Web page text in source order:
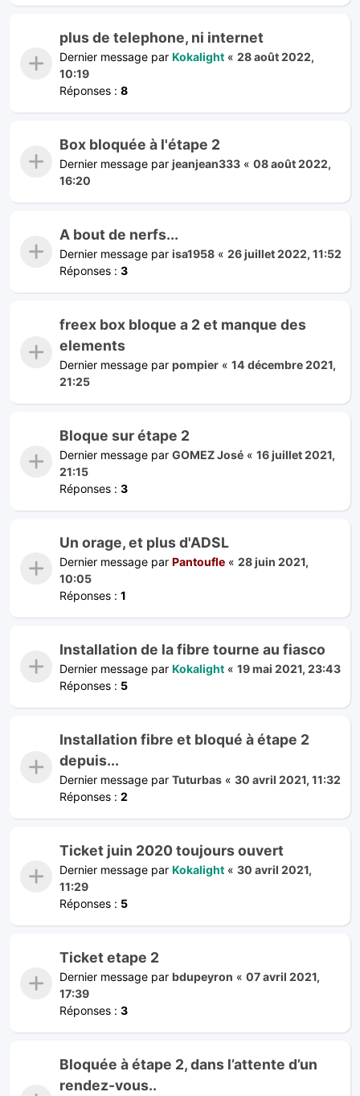
plus de telephone, ni internet
Dernier message par Kokalight « 28 août 2022,
10:19
Réponses : 8
Box bloquée à l'étape 2
Dernier message par jeanjean333 « 08 août 2022,
16:20
A bout de nerfs...
Dernier message par isa1958 « 26 juillet 2022, 11:52
Réponses : 3
freex box bloque a 2 et manque des
elements
Dernier message par pompier « 14 décembre 2021,
21:25
Bloque sur étape 2
Dernier message par GOMEZ José « 16 juillet 2021,
21:15
Réponses : 3
Un orage, et plus d'ADSL
Dernier message par Pantoufle « 28 juin 2021,
10:05
Réponses : 1
Installation de la fibre tourne au fiasco
Dernier message par Kokalight « 19 mai 2021, 23:43
Réponses : 5
Installation fibre et bloqué à étape 2
depuis...
Dernier message par Tuturbas « 30 avril 2021, 11:32
Réponses : 2
Ticket juin 2020 toujours ouvert
Dernier message par Kokalight « 30 avril 2021,
11:29
Réponses : 5
Ticket etape 2
Dernier message par bdupeyron « 07 avril 2021,
17:39
Réponses : 3
Bloquée à étape 2, dans l’attente d’un
rendez-vous..